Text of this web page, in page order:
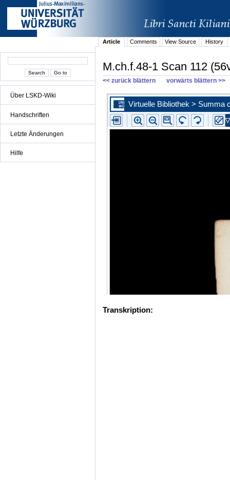
Über LSKD-Wiki
Handschriften
Letzte Änderungen
Hilfe
Article Comments View Source History
M.ch.f.48-1 Scan 112
<< zurück blättern vorwärts blättern >>
Transkription: